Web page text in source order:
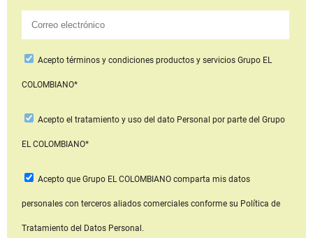
Aceptotérminos y condiciones productos y serviciosGrupo EL
COLOMBIANO*
Acepto el tratamiento y uso del dato Personal por parte del Grupo
EL COLOMBIANO*
Acepto que Grupo EL COLOMBIANOcomparta mis datos
personales con terceros aliados comerciales conforme su Política de
Tratamiento del Datos Personal.